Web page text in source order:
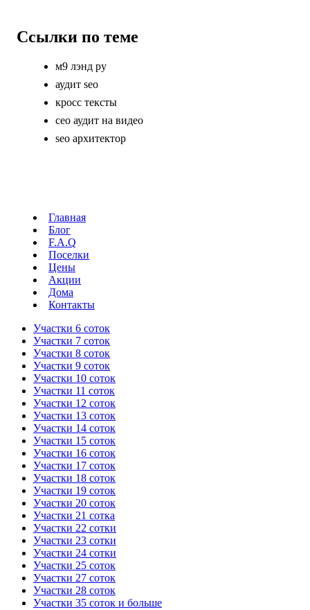
Ссылки по теме
м9 лэнд ру
аудит seo
кросс тексты
сео аудит на видео
seo архитектор
Главная
Блог
F.A.Q
Поселки
Цены
Акции
Дома
Контакты
Участки 6 соток
Участки 7 соток
Участки 8 соток
Участки 9 соток
Участки 10 соток
Участки 11 соток
Участки 12 соток
Участки 13 соток
Участки 14 соток
Участки 15 соток
Участки 16 соток
Участки 17 соток
Участки 18 соток
Участки 19 соток
Участки 20 соток
Участки 21 сотка
Участки 22 сотки
Участки 23 сотки
Участки 24 сотки
Участки 25 соток
Участки 27 соток
Участки 28 соток
Участки 35 соток и больше